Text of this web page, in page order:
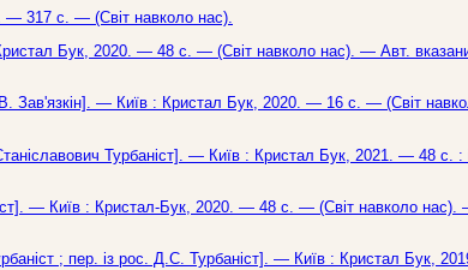
— 317 с. — (Світ навколо нас).
Бук, 2020. — 48 с. — (Світ навколо нас). — Авт.
Зав'язкін]. — Київ : Кристал Бук, 2020. — 16 с. — (Світ
Турбаніст]. — Київ : Кристал Бук, 2021. — 48 с.
— Київ : Кристал-Бук, 2020. — 48 с. — (Світ навколо нас).
; пер. із рос. Д.С. Турбаніст]. — Київ : Кристал Бук,